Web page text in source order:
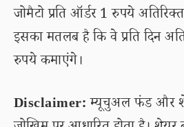
जोमैटो प्रति ऑर्डर 1 रुपये
इसका मतलब है कि वे प्रति दिन
रुपये कमाएंगे।
Disclaimer:म्यूचुअल फंड और